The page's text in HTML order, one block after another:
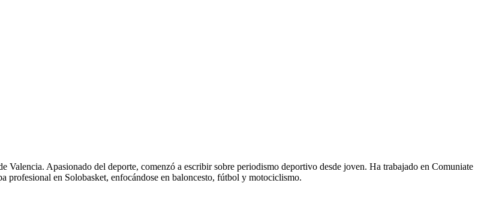
Apasionado del deporte, comenzó a escribir sobre periodismo deportivo desde joven. Ha trabajado en Comuniate
profesional en Solobasket, enfocándose en baloncesto, fútbol y motociclismo.